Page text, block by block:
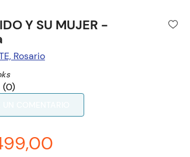
Y SU MUJER -
Rosario
(0)